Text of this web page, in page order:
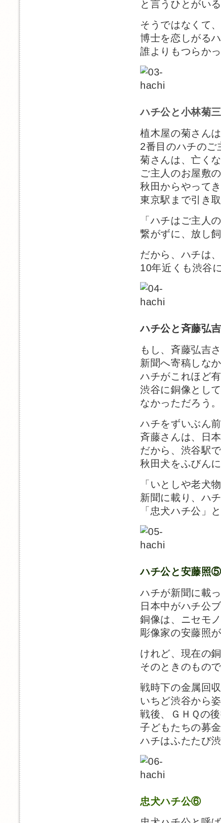
と言うひとがい
そうではなくて
博士を恋しがる
誰よりもつらか
ハチ公と小林菊
植木屋の菊さん
2番目のハチのご
菊さんは、亡く
ご主人のお屋敷
秋田からやって
東京駅まで引き
「ハチはご主人
繋がずに、放し
だから、ハチは
10年近くも渋谷
ハチ公と斉藤弘
もし、斉藤弘吉
新聞へ寄稿しな
ハチがこれほど
渋谷に銅像とし
なかっただろう
ハチをずいぶん
斉藤さんは、日
だから、渋谷駅
秋田犬をふびん
「いとしや老犬
新聞に載り、ハ
「忠犬ハチ公」
ハチ公と安藤照
ハチが新聞に載
日本中がハチ公
銅像は、ニセモ
彫像家の安藤照
けれど、現在の
そのときのもの
戦時下の金属回
いちど渋谷から
戦後、ＧＨＱの
子どもたちの募
ハチはふたたび
忠犬ハチ公⑥